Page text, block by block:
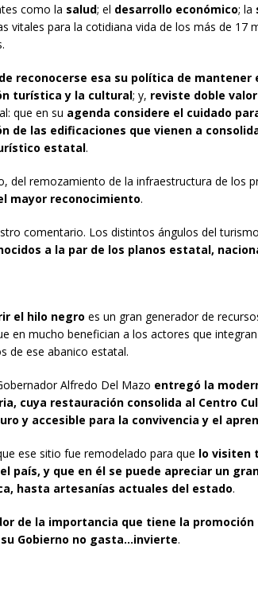
como la salud; el desarrollo económico; la
vitales para la cotidiana vida de los más de 17
reconocerse esa su política de mantener
turística y la cultural; y, reviste doble valor
que en su agenda considere el cuidado
de las edificaciones que vienen a
estatal.
del remozamiento de la infraestructura de los
mayor reconocimiento.
comentario. Los distintos ángulos del
a la par de los planos estatal,
el hilo negro es un gran generador de
en mucho benefician a los actores que
de ese abanico estatal.
Alfredo Del Mazo entregó la
cuya restauración consolida al Centro
y accesible para la convivencia y el
ese sitio fue remodelado para que lo visiten
país, y que en él se puede apreciar un
hasta artesanías actuales del estado.
de la importancia que tiene la
Gobierno no gasta…invierte.